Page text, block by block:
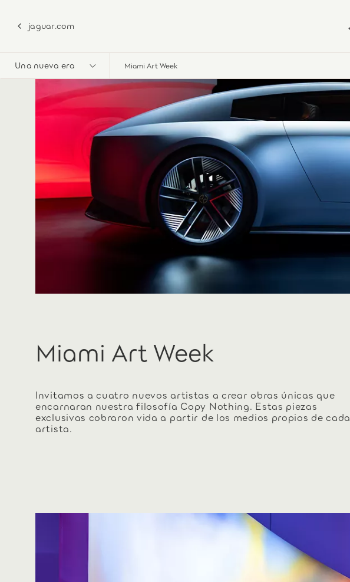
jaguar.com
Una nueva era Miami Art Week
Miami Art Week
Invitamos a cuatro nuevos artistas a crear obras únicas que
encarnaran nuestra filosofía Copy Nothing. Estas piezas
exclusivas cobraron vida a partir de los medios propios de cada
artista.